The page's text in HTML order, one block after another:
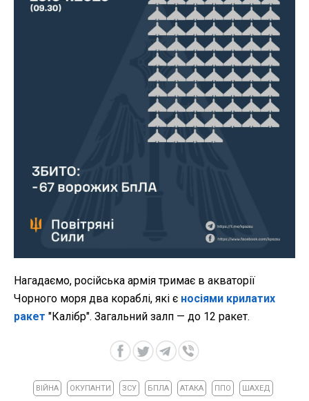
Нагадаємо, російська армія тримає в акваторії
Чорного моря два кораблі, які є носіями крилатих
ракет "Калібр". Загальний залп — до 12 ракет.
ВІЙНА ОКУПАНТИ ЗСУ БПЛА АТАКА ППО ШАХЕД